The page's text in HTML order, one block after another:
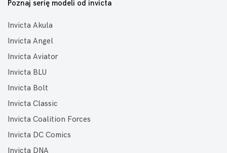
Poznaj serię modeli od invicta
Invicta Akula
Invicta Angel
Invicta Aviator
Invicta BLU
Invicta Bolt
Invicta Classic
Invicta Coalition Forces
Invicta DC Comics
Invicta DNA